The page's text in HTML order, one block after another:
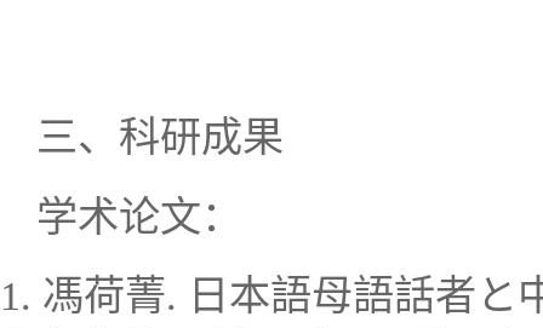
三、 科研成果
学术论文：
1. 馮荷菁. 日本語母語話者と